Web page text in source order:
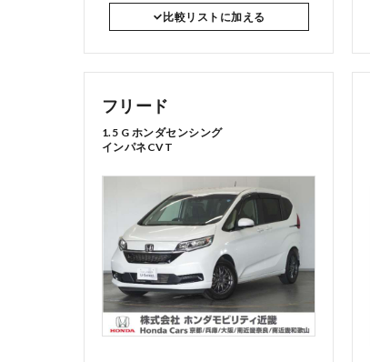
お引越しのお客様へ
ホンダモビリティ近畿 法人サイト
比較リストに加える
フリード
1.5 G ホンダセンシング
インパネCVT